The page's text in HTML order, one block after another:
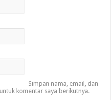
Simpan nama, email, dan
komentar saya berikutnya.